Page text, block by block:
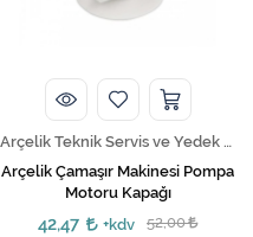
Arçelik Teknik Servis ve Yedek Parça Hizmetleri
Arçelik Çamaşır Makinesi Pompa
Motoru Kapağı
42,47 +kdv 52,00